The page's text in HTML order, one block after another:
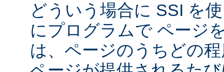
どういう場合に SSI を
にプログラムで ページ
は、ページのうちどの